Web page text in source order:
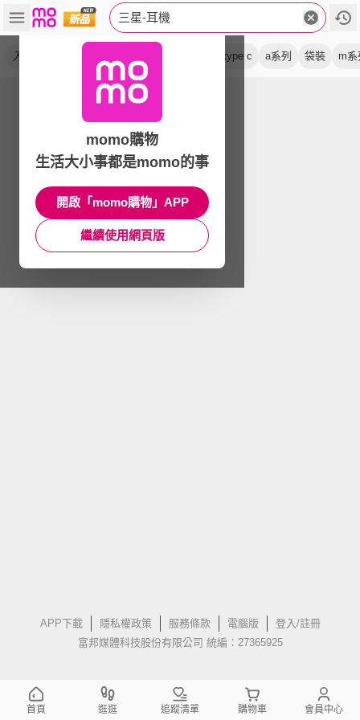
三星-耳機
入耳式 type c a系列 袋裝 m系
APP下載 隱私權政策 服務條款 電腦版
登入/註冊
富邦媒體科技股份有限公司 統編：27365925
momo購物
生活大小事都是momo的事
開啟「momo購物」APP
繼續使用網頁版
首頁 逛逛 追蹤清單 購物車 會員中心